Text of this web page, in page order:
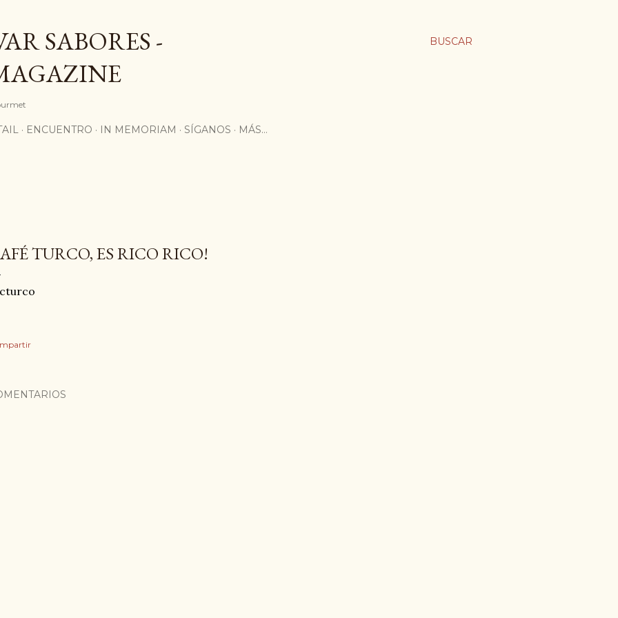
BUSCAR
SABORES -
ENCUENTRO IN MEMORIAM SÍGANOS MÁS…
TURCO, ES RICO RICO!